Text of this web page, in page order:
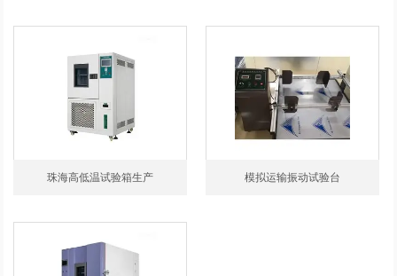
珠海高低温试验箱生产 模拟运输振动试验台